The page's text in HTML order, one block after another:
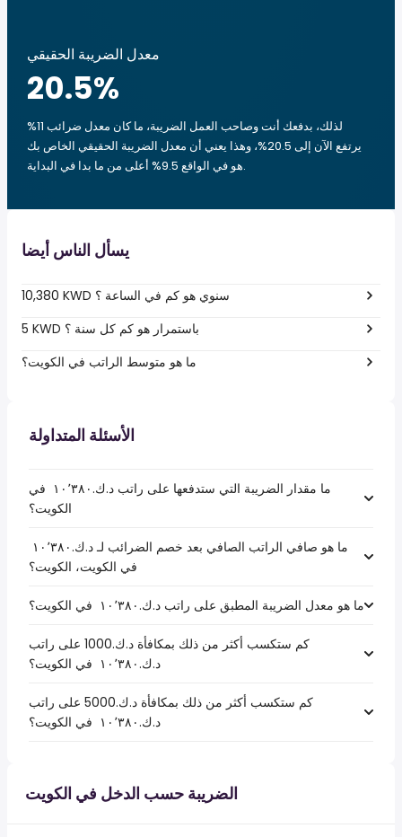
معدل الضريبة الحقيقي
20.5%
لذلك، بدفعك أنت وصاحب العمل الضريبة، ما كان معدل ضرائب 11%
يرتفع الآن إلى 20.5%، وهذا يعني أن معدل الضريبة الحقيقي الخاص بك
هو في الواقع 9.5% أعلى من ما بدا في البداية.
يسأل الناس أيضا
10,380 KWD سنوي هو كم في الساعة ؟
5 KWD باستمرار هو كم كل سنة ؟
ما هو متوسط الراتب في الكويت؟
الأسئلة المتداولة
ما مقدار الضريبة التي ستدفعها على راتب د.ك.‏١٠٬٣٨٠ ‏ في
الكويت؟
في الكويت، الكويت؟
ما هو معدل الضريبة المطبق على راتب د.ك.‏١٠٬٣٨٠ ‏ في الكويت؟
كم ستكسب أكثر من ذلك بمكافأة د.ك.1000 على راتب
د.ك.‏١٠٬٣٨٠ ‏ في الكويت؟
كم ستكسب أكثر من ذلك بمكافأة د.ك.5000 على راتب
د.ك.‏١٠٬٣٨٠ ‏ في الكويت؟
الضريبة حسب الدخل في الكويت